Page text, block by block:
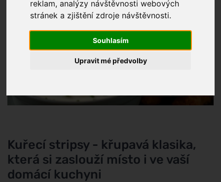
reklam, analýzy návštěvnosti webových
stránek a zjištění zdroje návštěvnosti.
Souhlasím
Upravit mé předvolby
Kuřecí stripsy - křupavá klasika,
která si zaslouží místo i ve vaší
domácí kuchyni